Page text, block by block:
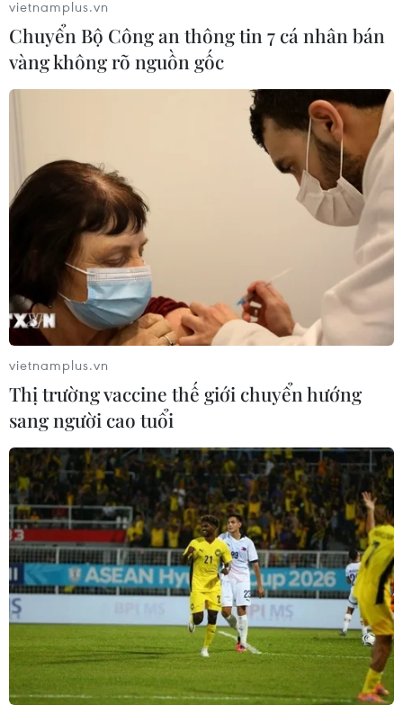
vietnamplus.vn
Chuyển Bộ Công an thông tin 7 cá nhân bán
vàng không rõ nguồn gốc
vietnamplus.vn
Thị trường vaccine thế giới chuyển hướng
sang người cao tuổi